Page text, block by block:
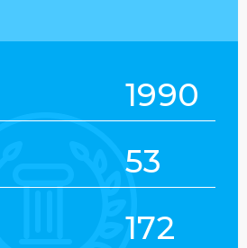
1990
53
172